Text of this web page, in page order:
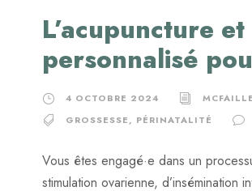
L’acupuncture
personnalisé
4 OCTOBRE 2024 MCFAILLE
GROSSESSE, PÉRINATALITÉ
Vous êtes engagé·e dans un
stimulation ovarienne,